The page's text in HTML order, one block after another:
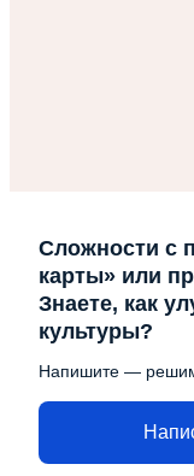
Сложности с
карты» или
Знаете, как
культуры?
Напишите —